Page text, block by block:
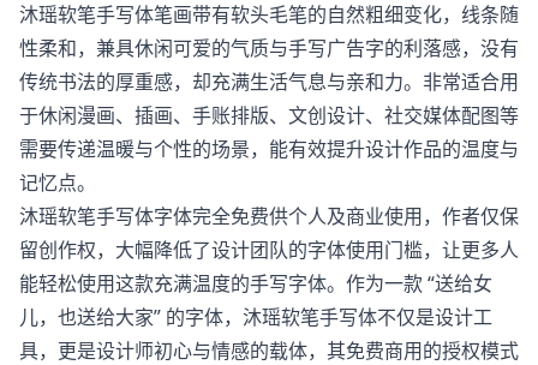
沐瑶软笔手写体笔画带有软头毛笔的自然粗细变化，线条随
性柔和，兼具休闲可爱的气质与手写广告字的利落感，没有
传统书法的厚重感，却充满生活气息与亲和力。非常适合用
于休闲漫画、插画、手账排版、文创设计、社交媒体配图等
需要传递温暖与个性的场景，能有效提升设计作品的温度与
记忆点。
沐瑶软笔手写体字体完全免费供个人及商业使用，作者仅保
留创作权，大幅降低了设计团队的字体使用门槛，让更多人
能轻松使用这款充满温度的手写字体。作为一款 “送给女
儿，也送给大家” 的字体，沐瑶软笔手写体不仅是设计工
具，更是设计师初心与情感的载体，其免费商用的授权模式